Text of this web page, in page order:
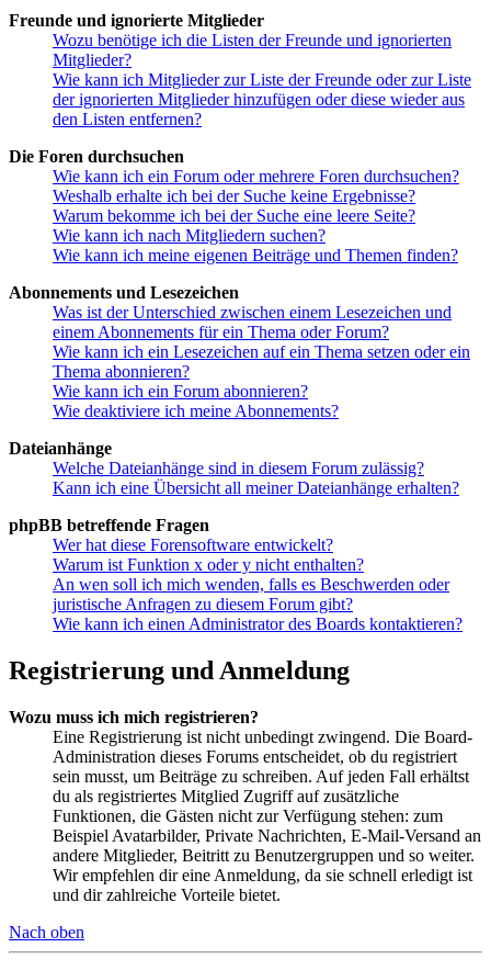
Freunde und ignorierte Mitglieder
Wozu benötige ich die Listen der Freunde und ignorierten
Mitglieder?
Wie kann ich Mitglieder zur Liste der Freunde oder zur Liste
der ignorierten Mitglieder hinzufügen oder diese wieder aus
den Listen entfernen?
Die Foren durchsuchen
Wie kann ich ein Forum oder mehrere Foren durchsuchen?
Weshalb erhalte ich bei der Suche keine Ergebnisse?
Warum bekomme ich bei der Suche eine leere Seite?
Wie kann ich nach Mitgliedern suchen?
Wie kann ich meine eigenen Beiträge und Themen finden?
Abonnements und Lesezeichen
Was ist der Unterschied zwischen einem Lesezeichen und
einem Abonnements für ein Thema oder Forum?
Wie kann ich ein Lesezeichen auf ein Thema setzen oder ein
Thema abonnieren?
Wie kann ich ein Forum abonnieren?
Wie deaktiviere ich meine Abonnements?
Dateianhänge
Welche Dateianhänge sind in diesem Forum zulässig?
Kann ich eine Übersicht all meiner Dateianhänge erhalten?
phpBB betreffende Fragen
Wer hat diese Forensoftware entwickelt?
Warum ist Funktion x oder y nicht enthalten?
An wen soll ich mich wenden, falls es Beschwerden oder
juristische Anfragen zu diesem Forum gibt?
Wie kann ich einen Administrator des Boards kontaktieren?
Registrierung und Anmeldung
Wozu muss ich mich registrieren?
Eine Registrierung ist nicht unbedingt zwingend. Die Board-
Administration dieses Forums entscheidet, ob du registriert
sein musst, um Beiträge zu schreiben. Auf jeden Fall erhältst
du als registriertes Mitglied Zugriff auf zusätzliche
Funktionen, die Gästen nicht zur Verfügung stehen: zum
Beispiel Avatarbilder, Private Nachrichten, E-Mail-Versand an
andere Mitglieder, Beitritt zu Benutzergruppen und so weiter.
Wir empfehlen dir eine Anmeldung, da sie schnell erledigt ist
und dir zahlreiche Vorteile bietet.
Nach oben